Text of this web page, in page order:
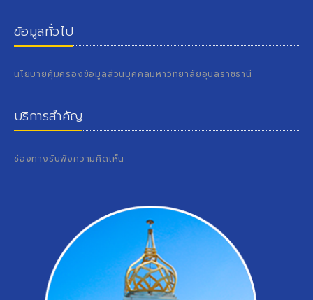
ข้อมูลทั่วไป
นโยบายคุ้มครองข้อมูลส่วนบุคคลมหาวิทยาลัยอุบลราชธานี
บริการสำคัญ
ช่องทางรับฟังความคิดเห็น